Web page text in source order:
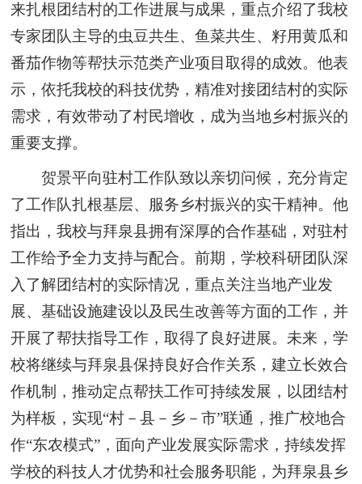
来扎根团结村的工作进展与成果，重点介绍了我校
专家团队主导的虫豆共生、鱼菜共生、籽用黄瓜和
番茄作物等帮扶示范类产业项目取得的成效。他表
示，依托我校的科技优势，精准对接团结村的实际
需求，有效带动了村民增收，成为当地乡村振兴的
重要支撑。
贺景平向驻村工作队致以亲切问候，充分肯定
了工作队扎根基层、服务乡村振兴的实干精神。他
指出，我校与拜泉县拥有深厚的合作基础，对驻村
工作给予全力支持与配合。前期，学校科研团队深
入了解团结村的实际情况，重点关注当地产业发
展、基础设施建设以及民生改善等方面的工作，并
开展了帮扶指导工作，取得了良好进展。未来，学
校将继续与拜泉县保持良好合作关系，建立长效合
作机制，推动定点帮扶工作可持续发展，以团结村
为样板，实现“村－县－乡－市”联通，推广校地合
作“东农模式”，面向产业发展实际需求，持续发挥
学校的科技人才优势和社会服务职能，为拜泉县乡